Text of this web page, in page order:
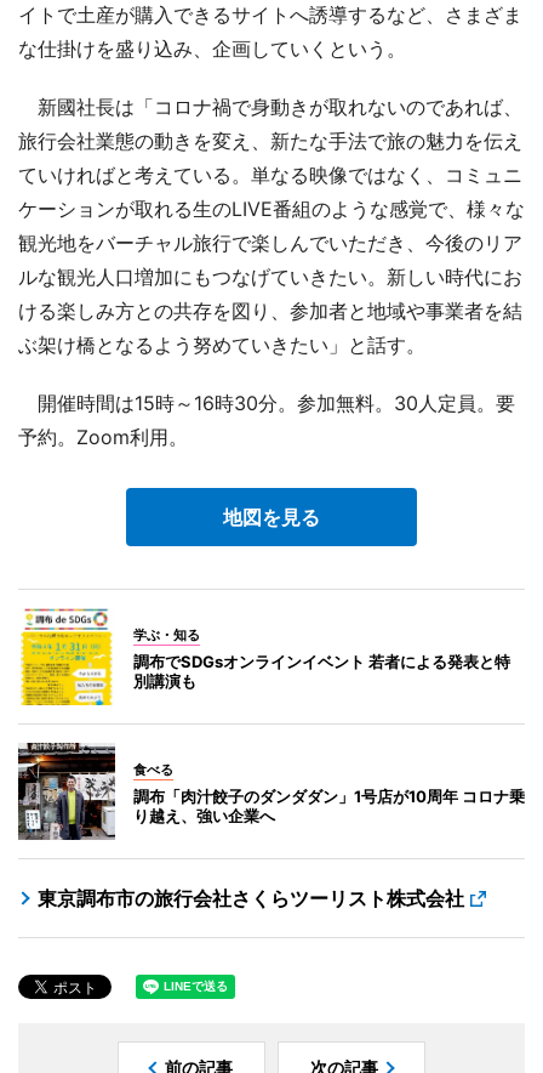
イトで土産が購入できるサイトへ誘導するなど、さまざま
な仕掛けを盛り込み、企画していくという。
新國社長は「コロナ禍で身動きが取れないのであれば、
旅行会社業態の動きを変え、新たな手法で旅の魅力を伝え
ていければと考えている。単なる映像ではなく、コミュニ
ケーションが取れる生のLIVE番組のような感覚で、様々な
観光地をバーチャル旅行で楽しんでいただき、今後のリア
ルな観光人口増加にもつなげていきたい。新しい時代にお
ける楽しみ方との共存を図り、参加者と地域や事業者を結
ぶ架け橋となるよう努めていきたい」と話す。
開催時間は15時～16時30分。参加無料。30人定員。要
予約。Zoom利用。
地図を見る
学ぶ・知る
調布でSDGsオンラインイベント 若者による発表と特
別講演も
食べる
調布「肉汁餃子のダンダダン」1号店が10周年 コロナ乗
り越え、強い企業へ
東京調布市の旅行会社さくらツーリスト株式会社
前の記事 次の記事